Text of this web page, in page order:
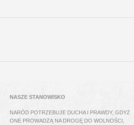
NASZE STANOWISKO
NARÓD POTRZEBUJE DUCHA I PRAWDY, GDYŻ
ONE PROWADZĄ NA DROGĘ DO WOLNOŚCI,